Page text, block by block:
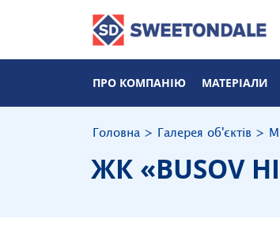
ПРО КОМПАНІЮ МАТЕРІАЛИ
Головна > Галерея об'єктів >
ЖК «BUSOV